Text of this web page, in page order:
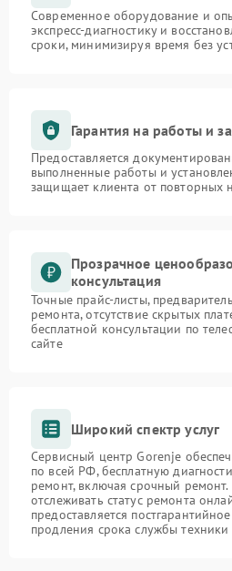
Современное оборудование и
экспресс-диагностику и
сроки, минимизируя время без
Гарантия на работы и
Предоставляется
выполненные работы и
защищает клиента от повторных
Прозрачное
консультация
Точные прайс-листы,
ремонта, отсутствие скрытых
бесплатной консультации по
сайте
Широкий спектр услуг
Сервисный центр Gorenje
по всей РФ, бесплатную
ремонт, включая срочный
отслеживать статус ремонта
предоставляется
продления срока службы техники